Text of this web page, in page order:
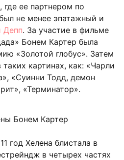
где ее партнером по
не менее эпатажный и
Депп. За участие в фильме
Бонем Картер была
«Золотой глобус». Затем
картинах, как: «Чарли
«Суинни Тодд, демон
«Терминатор».
Бонем Картер
год Хелена блистала в
в четырех частях